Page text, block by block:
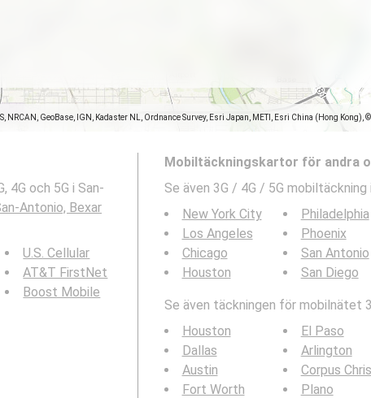
NRCAN, GeoBase, IGN, Kadaster NL, Ordnance Survey, Esri Japan, METI, Esri China (Hong
4G och 5G i San-
Antonio, Bexar
U.S. Cellular
AT&T FirstNet
Boost Mobile
Mobiltäckningskartor för andra
Se även 3G / 4G / 5G mobiltäckning i
New York City
Los Angeles
Chicago
Houston
Philadelphia
Phoenix
San Antonio
San Diego
Se även täckningen för mobilnätet
Houston
Dallas
Austin
Fort Worth
El Paso
Arlington
Corpus
Plano